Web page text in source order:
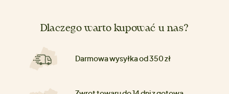
Dlaczego warto kupować u nas?
Darmowa wysyłka od 350 zł